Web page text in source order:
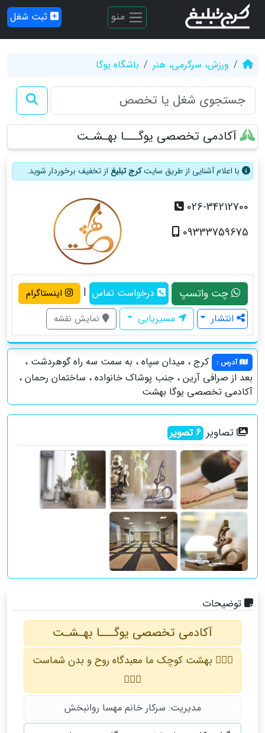
منو ثبت شغل
ورزش، سرگرمی، هنر باشگاه یوگا
آکادمی تخصصی یوگـــا بهـشـت
با اعلام آشنایی از طریق سایتکرج تبلیغ از تخفیف برخوردار شوید.
026-34212700
09333759675
چت واتسپ درخواست تماس | اینستاگرام
انتشار مسیریابی نمایش نقشه
آدرس :
کرج ، میدان سپاه ، به سمت سه راه گوهردشت ،
بعد از صرافی آرین ، جنب پوشاک خانواده ، ساختمان رحمان ،
آکادمی تخصصی یوگا بهشت
تصاویر 6تصویر
توضیحات
آکادمی تخصصی یوگـــا بهـشـت
🧘🏻‍♀️ بهشت کوچک ما معبدگاه روح و بدن شماست
🧘🏻‍♀️
مدیریت: سرکار خانم مهسا روانبخش